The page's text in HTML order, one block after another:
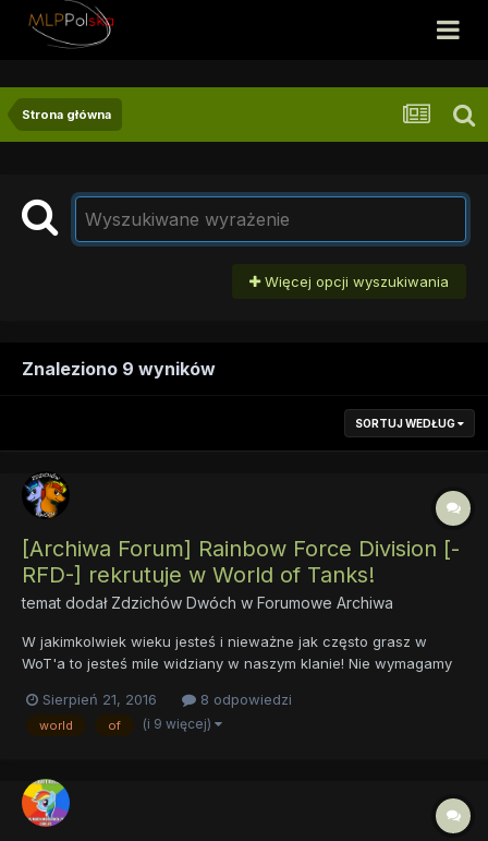
Strona główna
Więcej opcji wyszukiwania
Znaleziono 9 wyników
SORTUJ WEDŁUG
[Archiwa Forum] Rainbow Force Division [-
RFD-] rekrutuje w World of Tanks!
temat dodał Zdzichów Dwóch w Forumowe Archiwa
W jakimkolwiek wieku jesteś i nieważne jak często grasz w
WoT'a to jesteś mile widziany w naszym klanie! Nie wymagamy
https://eu.wargaming.net/clans/wot/500030663/ Gdyby ktoś
chciał mieć możliwość komunikowania się to zapraszam na
Sierpień 21, 2016 8 odpowiedzi
world of (i 9 więcej)